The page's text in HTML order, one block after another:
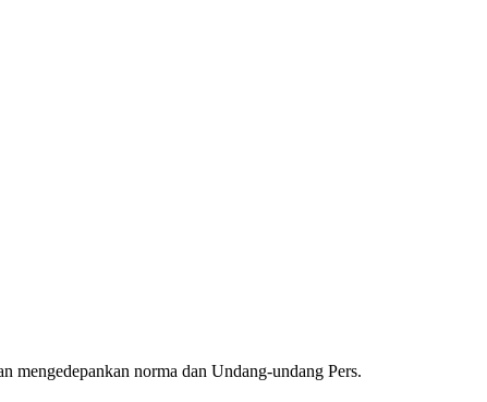
mengedepankan norma dan Undang-undang Pers.